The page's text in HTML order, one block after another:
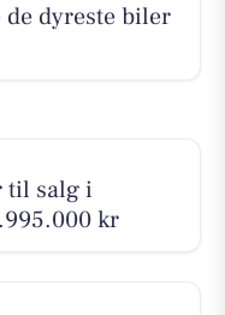
de dyreste biler
til salg i
kr